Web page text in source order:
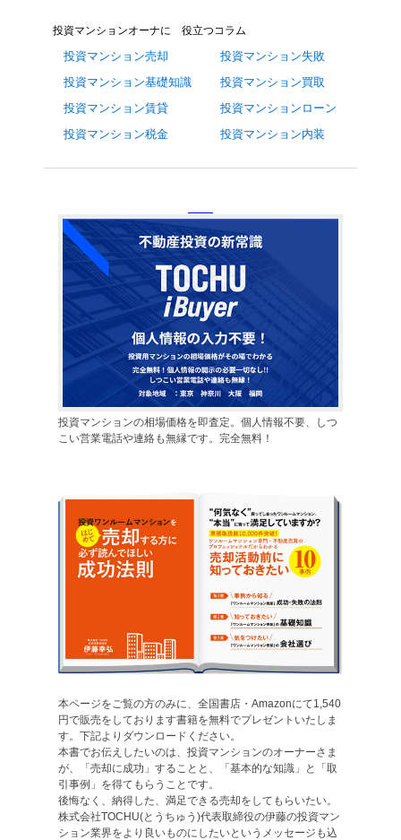
投資マンションオーナに 役立つコラム
投資マンション売却
投資マンション基礎知識
投資マンション賃貸
投資マンション税金
投資マンション失敗
投資マンション買取
投資マンションローン
投資マンション内装
投資マンションの相場価格を即査定。個人情報不要、しつ
こい営業電話や連絡も無縁です。完全無料！
本ページをご覧の方のみに、全国書店・Amazonにて1,540
円で販売をしております書籍を無料でプレゼントいたしま
す。下記よりダウンロードください。
本書でお伝えしたいのは、投資マンションのオーナーさま
が、「売却に成功」することと、「基本的な知識」と「取
引事例」を得てもらうことです。
後悔なく、納得した、満足できる売却をしてもらいたい。
株式会社TOCHU(とうちゅう)代表取締役の伊藤の投資マン
ション業界をより良いものにしたいというメッセージも込